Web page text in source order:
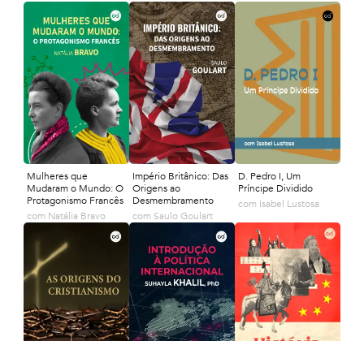
Mulheres que
Mudaram o Mundo: O
Protagonismo Francês
com Natália Bravo
Império Britânico: Das
Origens ao
Desmembramento
com Saulo Goulart
D. Pedro I, Um
Príncipe Dividido
com Isabel Lustosa